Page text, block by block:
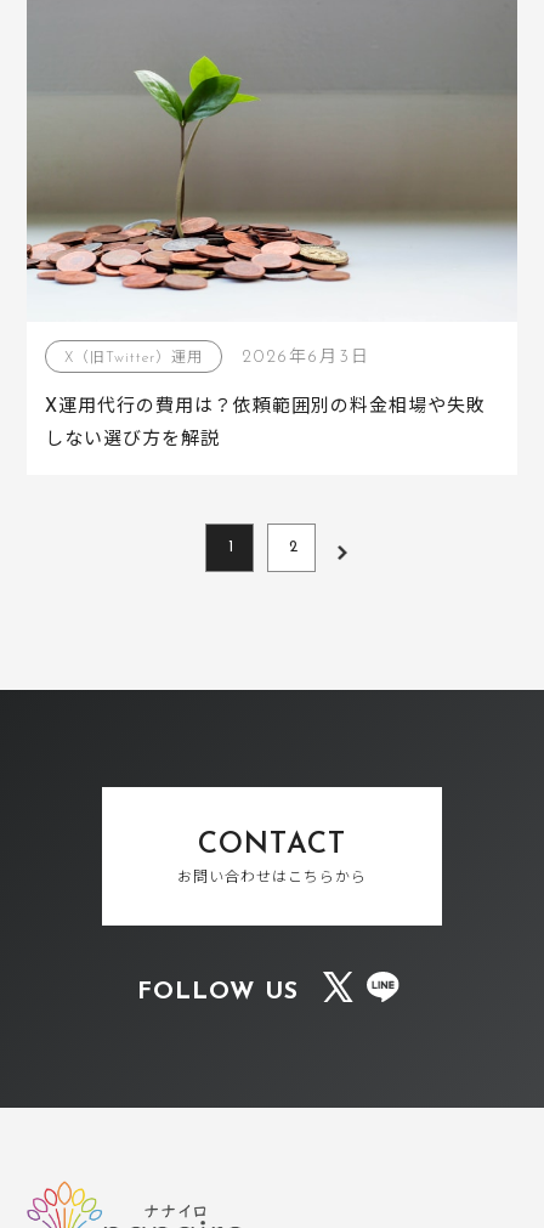
X（旧Twitter）運用 2026年6月3日
X運用代行の費用は？依頼範囲別の料金相場や失敗
しない選び方を解説
2
CONTACT
お問い合わせはこちらから
FOLLOW US